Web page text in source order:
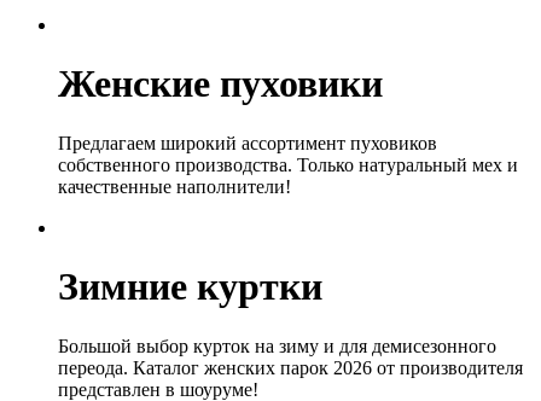
Женские пуховики
Предлагаем широкий ассортимент пуховиков
собственного производства. Только натуральный мех и
качественные наполнители!
Зимние куртки
Большой выбор курток на зиму и для демисезонного
переода. Каталог женских парок 2026 от производителя
представлен в шоуруме!